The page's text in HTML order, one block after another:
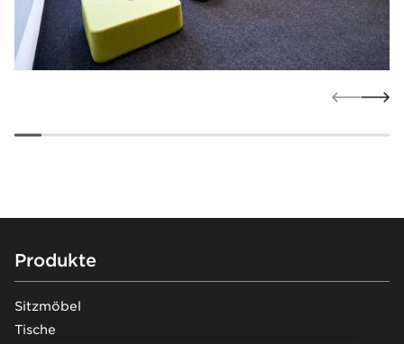
Footer
Produkte
Sitzmöbel
Tische